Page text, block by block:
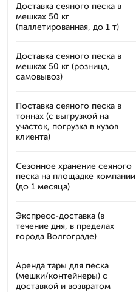
Доставка сеяного песка в
мешках 50 кг
(паллетированная, до 1 т)
Доставка сеяного песка в
мешках 50 кг (розница,
самовывоз)
Поставка сеяного песка в
тоннах (с выгрузкой на
участок, погрузка в кузов
клиента)
Сезонное хранение сеяного
песка на площадке компании
(до 1 месяца)
Экспресс-доставка (в
течение дня, в пределах
города Волгограде)
Аренда тары для песка
(мешки/контейнеры) с
доставкой и возвратом